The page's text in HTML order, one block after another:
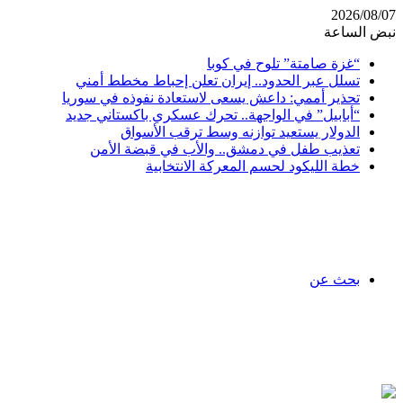
2026/08/07
نبض الساعة
“غزة صامتة” تلوح في كوبا
تسلل عبر الحدود.. إيران تعلن إحباط مخطط أمني
تحذير أممي: داعش يسعى لاستعادة نفوذه في سوريا
“أبابيل” في الواجهة.. تحرك عسكري باكستاني جديد
الدولار يستعيد توازنه وسط ترقب الأسواق
تعذيب طفل في دمشق.. والأب في قبضة الأمن
خطة الليكود لحسم المعركة الانتخابية
بحث عن